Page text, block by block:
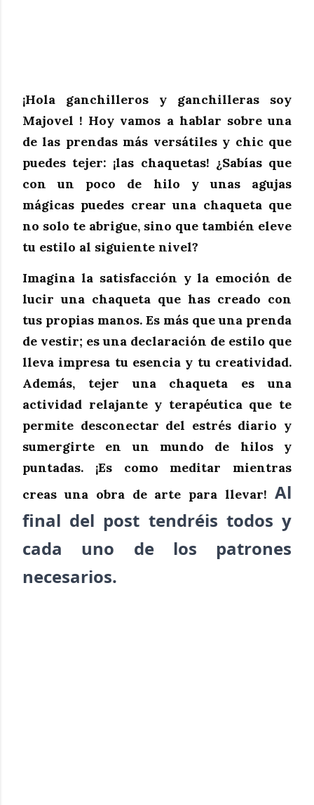
¡Hola ganchilleros y ganchilleras soy
Majovel ! Hoy vamos a hablar sobre una
de las prendas más versátiles y chic que
puedes tejer: ¡las chaquetas! ¿Sabías que
con un poco de hilo y unas agujas
mágicas puedes crear una chaqueta que
no solo te abrigue, sino que también eleve
tu estilo al siguiente nivel?
Imagina la satisfacción y la emoción de
lucir una chaqueta que has creado con
tus propias manos. Es más que una prenda
de vestir; es una declaración de estilo que
lleva impresa tu esencia y tu creatividad.
Además, tejer una chaqueta es una
actividad relajante y terapéutica que te
permite desconectar del estrés diario y
sumergirte en un mundo de hilos y
puntadas. ¡Es como meditar mientras
creas una obra de arte para llevar! Al
final del post tendréis todos y
cada uno de los patrones
necesarios.